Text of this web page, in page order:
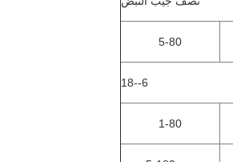
5-80
6--18
1-80